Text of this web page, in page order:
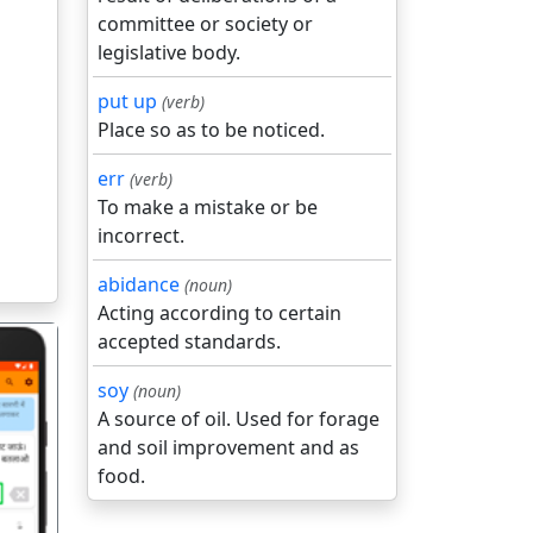
committee or society or
legislative body.
put up (verb)
Place so as to be noticed.
err (verb)
To make a mistake or be
incorrect.
abidance (noun)
Acting according to certain
accepted standards.
soy (noun)
A source of oil. Used for forage
and soil improvement and as
food.